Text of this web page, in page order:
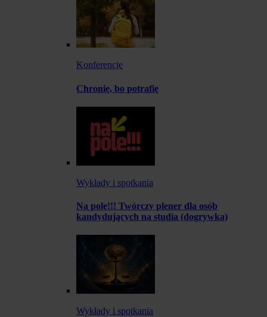
Konferencje
Chronię, bo potrafię
Wykłady i spotkania
Na pole!!! Twórczy plener dla osób
kandydujących na studia (dogrywka)
Wykłady i spotkania